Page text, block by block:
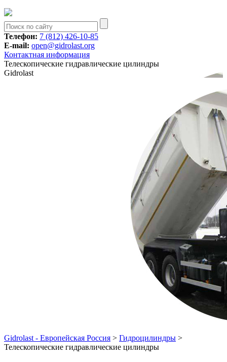
Телефон: 7 (812) 426-10-85
E-mail: open@gidrolast.org
Контактная информация
Телескопические гидравлические цилиндры
Gidrolast
Gidrolast - Европейская Россия > Гидроцилиндры >
Телескопические гидравлические цилиндры